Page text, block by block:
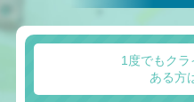
1度でもク
ある方